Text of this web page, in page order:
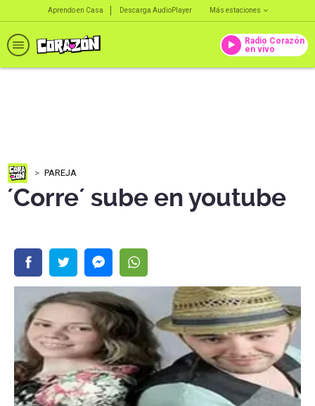
Aprendo en Casa Descarga AudioPlayer Más estaciones
Radio Corazón
en vivo
PAREJA
´Corre´ sube en youtube